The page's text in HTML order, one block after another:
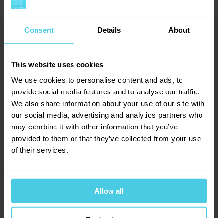
Consent Details About
This website uses cookies
We use cookies to personalise content and ads, to
provide social media features and to analyse our traffic.
We also share information about your use of our site with
our social media, advertising and analytics partners who
may combine it with other information that you’ve
provided to them or that they’ve collected from your use
of their services.
Allow all
Jak namlít kávu pro různé způsoby přípravy
Jak připravit espresso?
Domácí cupping aneb hodnocení kávy
Jak se káva pěstuje?
+420 277 277 949